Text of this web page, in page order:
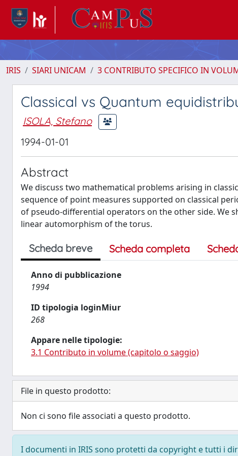
IRIS SIARI UNICAM 3 CONTRIBUTO SPECIFICO IN
Classical vs Quantum
ISOLA, Stefano
1994-01-01
Abstract
We discuss two mathematical problems arising in
sequence of point measures supported on classical
of pseudo-differential operators on the other side. We
linear automorphism of the torus.
Scheda breve Scheda completa
Anno di pubblicazione
1994
ID tipologia loginMiur
268
Appare nelle tipologie:
3.1 Contributo in volume (capitolo o saggio)
File in questo prodotto:
Non ci sono file associati a questo prodotto.
I documenti in IRIS sono protetti da copyright e tutti i